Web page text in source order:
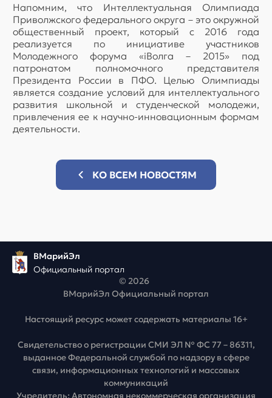
Напомним, что Интеллектуальная Олимпиада
Приволжского федерального округа – это окружной
общественный проект, который с 2016 года
реализуется по инициативе участников
Молодежного форума «iВолга – 2015» под
патронатом полномочного представителя
Президента России в ПФО. Целью Олимпиады
является создание условий для интеллектуального
развития школьной и студенческой молодежи,
привлечения ее к научно-инновационным формам
деятельности.
КО ВСЕМ НОВОСТЯМ
ВМарийЭл
Официальный портал
© 2026
ВМарийЭл Официальный портал
Настоящий ресурс может содержать материалы 16+
Свидетельство о регистрации СМИ ЭЛ № ФС 77 – 86311,
выданное Федеральной службой по надзору в сфере
связи, информационных технологий и массовых
коммуникаций
Учредитель: Автономная некоммерческая организация